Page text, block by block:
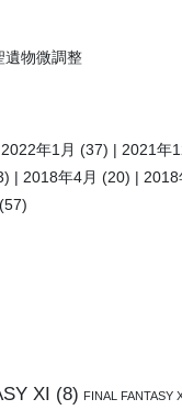
遺物微調整
2022年1月 (37) 2021年
2018年4月 (20) 2018
(57)
XI (8) FINAL FANTASY